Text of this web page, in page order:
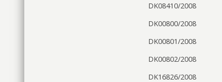
DK08410/2008
DK00800/2008
DK00801/2008
DK00802/2008
DK16826/2008